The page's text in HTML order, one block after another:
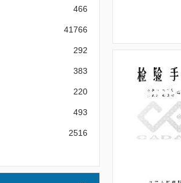
466
41766
292
383
220
493
2516